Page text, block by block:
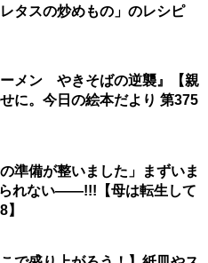
タスの炒めもの」のレシピ
ーメン やきそばの逆襲』【親
に。今日の絵本だより 第375
の準備が整いました」まずいま
れない――!!!【母は転生して